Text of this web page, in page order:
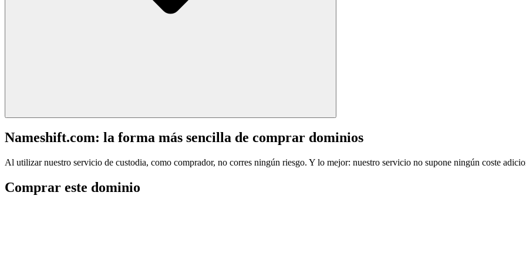
Nameshift.com: la forma más sencilla de comprar dominios
Al utilizar nuestro servicio de custodia, como comprador, no corres ningún riesgo. Y lo mejor: nuestro servicio no supone ningún coste
Comprar este dominio